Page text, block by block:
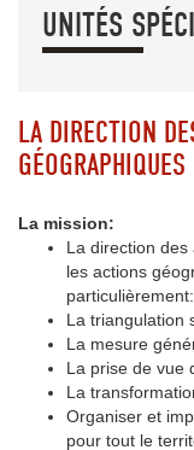
UNITÉS
LA DIRECTION
GÉOGRAPHIQUES
La mission:
La direction des
les actions
particulièrement:
La triangulation
La mesure
La prise de vue
La
Organiser et
pour tout le